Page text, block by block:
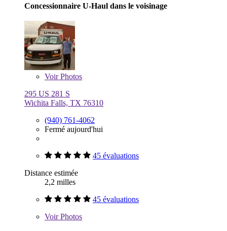
Concessionnaire U-Haul dans le voisinage
VoirPhotos
295 US 281 S
Wichita Falls, TX 76310
(940) 761-4062
Fermé aujourd'hui
45 évaluations
Distance estimée
2,2 milles
45 évaluations
VoirPhotos